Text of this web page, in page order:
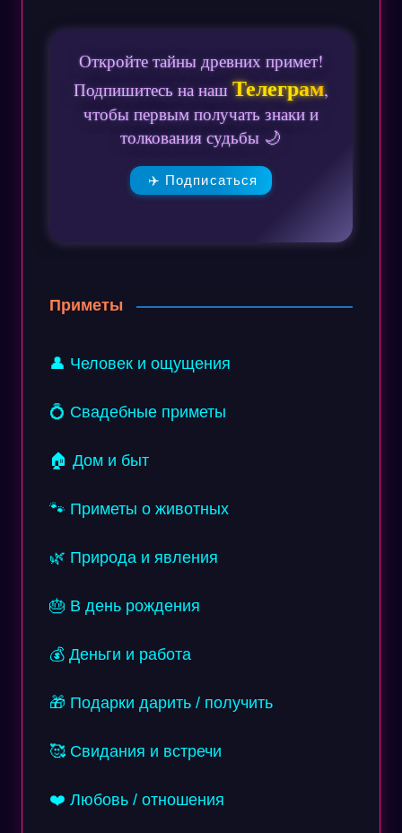
Откройте тайны древних примет!
Подпишитесь на нашТелеграм,
чтобы первым получать знаки и
толкования судьбы 🌙
✈️ Подписаться
Приметы
👤 Человек и ощущения
💍 Свадебные приметы
🏠 Дом и быт
🐾 Приметы о животных
🌿 Природа и явления
🎂 В день рождения
💰 Деньги и работа
🎁 Подарки дарить / получить
🥰 Свидания и встречи
❤️ Любовь / отношения